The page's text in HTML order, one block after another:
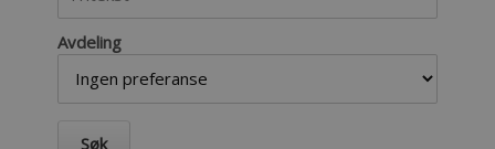
Avdeling